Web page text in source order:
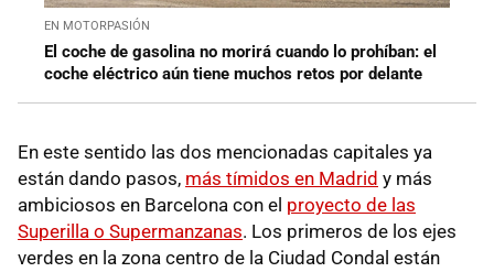
EN MOTORPASIÓN
El coche de gasolina no morirá cuando lo prohíban: el
coche eléctrico aún tiene muchos retos por delante
En este sentido las dos mencionadas capitales ya
están dando pasos, más tímidos en Madrid y más
ambiciosos en Barcelona con el proyecto de las
Superilla o Supermanzanas. Los primeros de los ejes
verdes en la zona centro de la Ciudad Condal están